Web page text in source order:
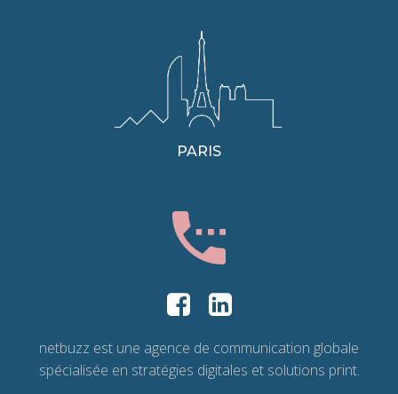
PARIS
netbuzz est une agence de communication globale
spécialisée en stratégies digitales et solutions print.